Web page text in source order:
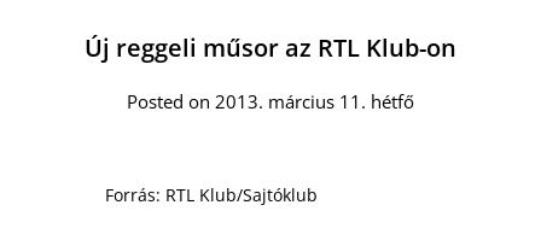
Új reggeli műsor az RTL Klub-on
Posted on 2013. március 11. hétfő
Forrás: RTL Klub/Sajtóklub